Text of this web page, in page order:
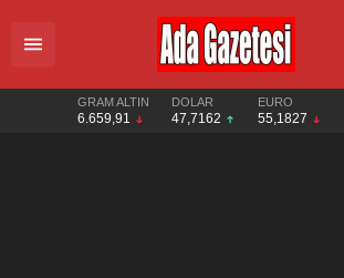
GRAM ALTIN
6.659,91
DOLAR
47,7162
EURO
55,1827